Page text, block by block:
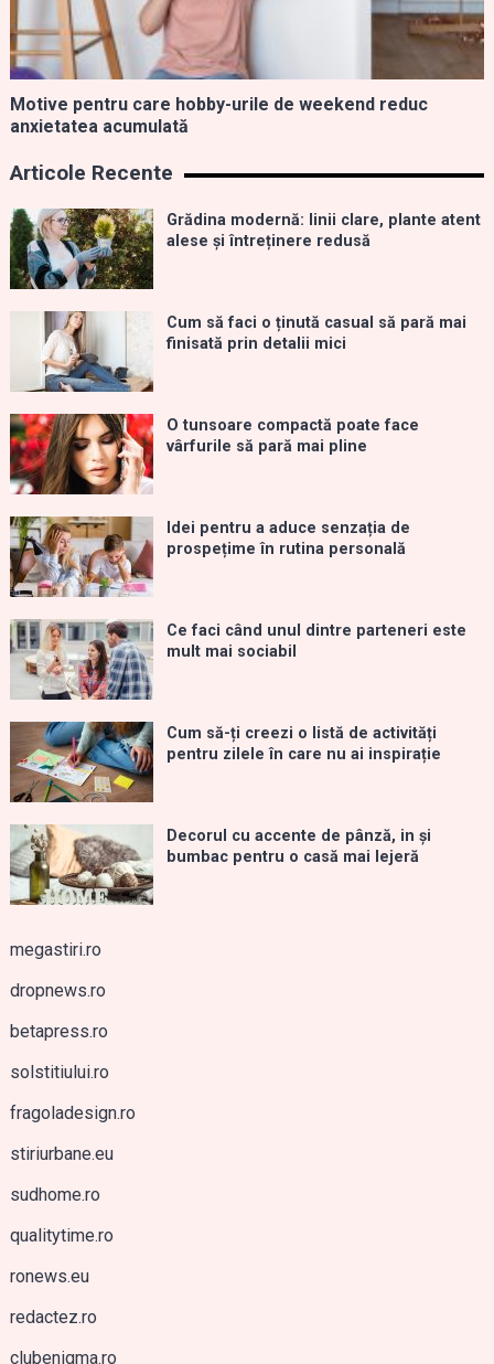
Motive pentru care hobby-urile de weekend reduc
anxietatea acumulată
Articole Recente
Grădina modernă: linii clare, plante atent
alese și întreținere redusă
Cum să faci o ținută casual să pară mai
finisată prin detalii mici
O tunsoare compactă poate face
vârfurile să pară mai pline
Idei pentru a aduce senzația de
prospețime în rutina personală
Ce faci când unul dintre parteneri este
mult mai sociabil
Cum să-ți creezi o listă de activități
pentru zilele în care nu ai inspirație
Decorul cu accente de pânză, in și
bumbac pentru o casă mai lejeră
megastiri.ro
dropnews.ro
betapress.ro
solstitiului.ro
fragoladesign.ro
stiriurbane.eu
sudhome.ro
qualitytime.ro
ronews.eu
redactez.ro
clubenigma.ro